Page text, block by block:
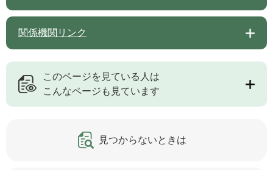
関係機関リンク
このページを見ている人は
こんなページも見ています
見つからないときは